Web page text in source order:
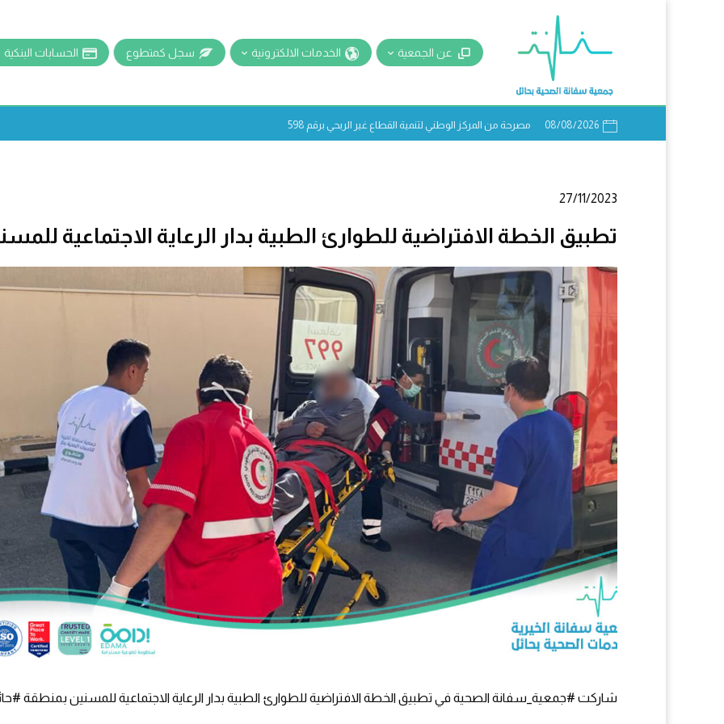
عن الجمعية الخدمات الالكترونية سجل كمتطوع الحسابات البنكية
08/08/2026 مصرحة من المركز الوطني لتنمية القطاع غير الربحي برقم 598
27/11/2023
تطبيق الخطة الافتراضية للطوارئ الطبية بدار الرعاية الاجتماعية
شاركت #جمعية_سفانة الصحية في تطبيق الخطة الافتراضية للطوارئ الطبية بدار الرعاية الاجتماعية للمسنين بمنطقة